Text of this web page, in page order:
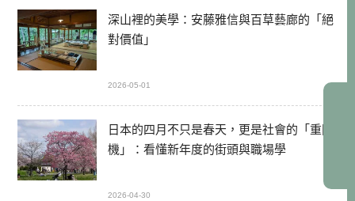
深山裡的美學：安藤雅信與百草藝廊的「絕
對價值」
2026-05-01
日本的四月不只是春天，更是社會的「重開
機」：看懂新年度的街頭與職場學
2026-04-30